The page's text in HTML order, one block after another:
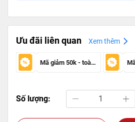
Ưu đãi liên quan Xem thêm
Mã giảm 50k - toàn sàn
Số lượng: